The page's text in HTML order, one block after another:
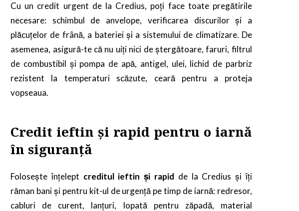
Cu un credit urgent de la Credius, poți face toate pregătirile
necesare: schimbul de anvelope, verificarea discurilor și a
plăcuțelor de frână, a bateriei și a sistemului de climatizare. De
asemenea, asigură-te că nu uiți nici de ștergătoare, faruri, filtrul
de combustibil și pompa de apă, antigel, ulei, lichid de parbriz
rezistent la temperaturi scăzute, ceară pentru a proteja
vopseaua.
Credit ieftin și rapid pentru o iarnă
în siguranță
Folosește înțelept creditul ieftin și rapid de la Credius și îți
răman bani și pentru kit-ul de urgență pe timp de iarnă: redresor,
cabluri de curent, lanțuri, lopată pentru zăpadă, material